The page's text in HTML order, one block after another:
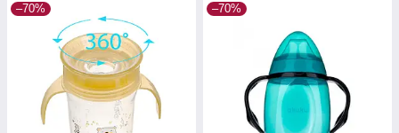
–70% –70%